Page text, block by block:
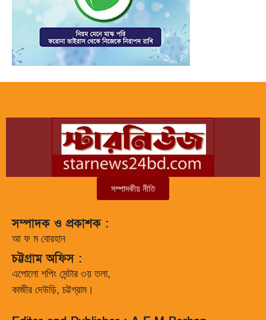
সম্পাদকীয় নীতি
সম্পাদক ও প্রকাশক :
আ ফ ম বোরহান
চট্টগ্রাম অফিস :
এপোলো শপিং সেন্টার ৩য় তলা,
কাজীর দেউড়ি, চট্টগ্রাম।